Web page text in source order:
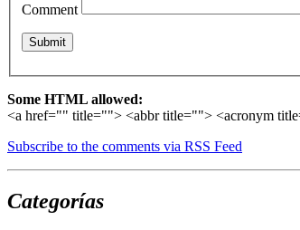
Comment
Some HTML allowed:
<a href="" title=""> <abbr title=""> <acronym
Subscribe to the comments via RSS Feed
Categorías